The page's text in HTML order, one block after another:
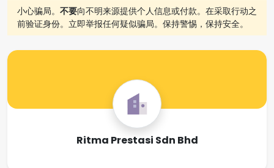
小心骗局。 不要向不明来源提供个人信息或付款。在采取行动之
前验证身份。立即举报任何疑似骗局。保持警惕，保持安全。
Ritma Prestasi Sdn Bhd